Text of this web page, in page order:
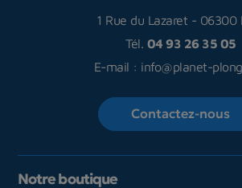
1 Rue du Lazaret - 06300
Tél. 04 93 26 35 05
E-mail : info@planet-
Contactez-nous
Notre boutique